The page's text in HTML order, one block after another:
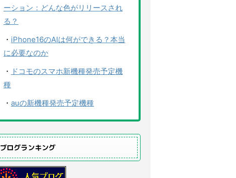
ーション：どんな色がリリースされ
る？
・ iPhone16のAIは何ができる？本当
に必要なのか
・ ドコモのスマホ新機種発売予定機
種
・ auの新機種発売予定機種
ブログランキング